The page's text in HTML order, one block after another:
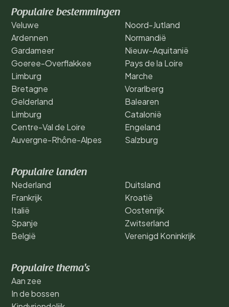
Populaire bestemmingen
Veluwe
Ardennen
Gardameer
Goeree-Overflakkee
Limburg
Bretagne
Gelderland
Limburg
Centre-Val de Loire
Auvergne-Rhône-Alpes
Noord-Jutland
Normandië
Nieuw-Aquitanië
Pays de la Loire
Marche
Vorarlberg
Balearen
Catalonië
Engeland
Salzburg
Populaire landen
Nederland
Frankrijk
Italië
Spanje
België
Duitsland
Kroatië
Oostenrijk
Zwitserland
Verenigd Koninkrijk
Populaire thema's
Aan zee
In de bossen